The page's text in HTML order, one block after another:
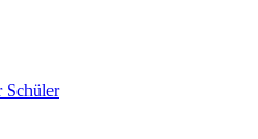
Schüler